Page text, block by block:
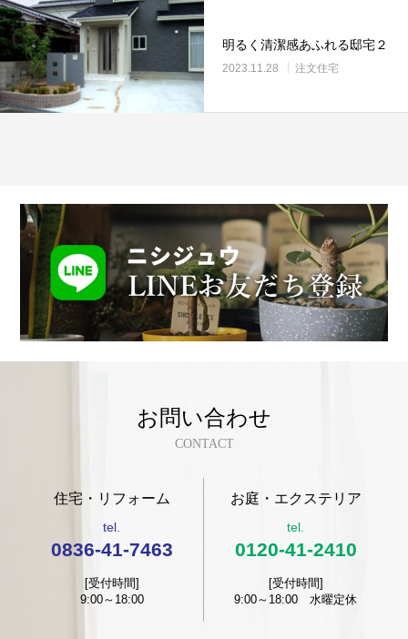
明るく清潔感あふれる邸宅２
2023.11.28 注文住宅
お問い合わせ
CONTACT
住宅・リフォーム
tel.
0836-41-7463
[受付時間]
9:00～18:00
お庭・エクステリア
tel.
0120-41-2410
[受付時間]
9:00～18:00 水曜定休